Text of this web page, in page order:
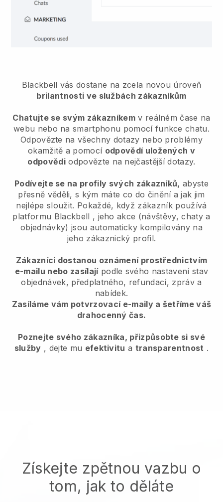
Blackbell vás dostane na zcela novou úroveň
brilantnosti ve službách zákazníkům
Chatujte se svým zákazníkemv reálném čase na
webu nebo na smartphonu pomocí funkce chatu.
Odpovězte na všechny dotazy nebo problémy
okamžitě a pomocí odpovědí uložených v
odpovědi odpovězte na nejčastější dotazy.
Podívejte se na profily svých zákazníků, abyste
přesně věděli, s kým máte co do činění a jak jim
nejlépe sloužit. Pokaždé, když zákazník používá
platformu Blackbell , jeho akce (návštěvy, chaty a
objednávky) jsou automaticky kompilovány na
jeho zákaznický profil.
Zákazníci dostanou oznámení prostřednictvím
e-mailu nebo zasílajípodle svého nastavení stav
objednávek, předplatného, refundací, zpráv a
nabídek.
Zasíláme vám potvrzovací e-maily a šetříme váš
drahocenný čas.
Poznejte svého zákazníka, přizpůsobte si své
služby , dejte mu efektivitu a transparentnost .
Získejte zpětnou vazbu o
tom, jak to děláte